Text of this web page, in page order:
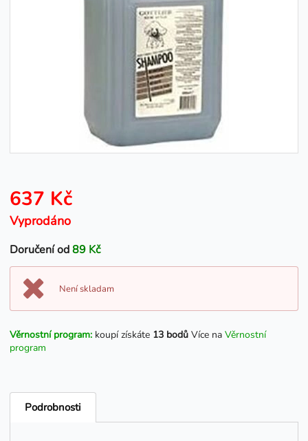
637 Kč
Vyprodáno
Doručení od89 Kč
Není skladam
Věrnostní program: koupí získáte 13 bodů Více na Věrnostní
program
Podrobnosti